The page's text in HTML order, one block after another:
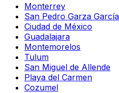
Monterrey
San Pedro Garza García
Ciudad de México
Guadalajara
Montemorelos
Tulum
San Miguel de Allende
Playa del Carmen
Cozumel